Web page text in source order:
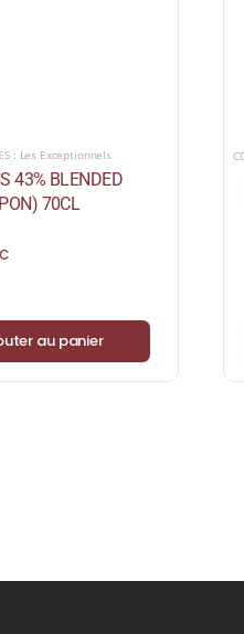
: Les Exceptionnels
43% BLENDED
70CL
au panier